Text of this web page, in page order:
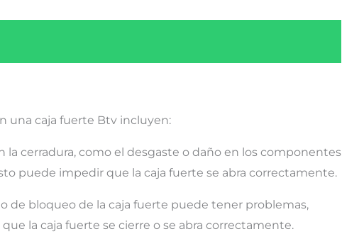
una caja fuerte Btv incluyen:
la cerradura, como el desgaste o daño en los componentes
puede impedir que la caja fuerte se abra correctamente.
de bloqueo de la caja fuerte puede tener problemas,
la caja fuerte se cierre o se abra correctamente.